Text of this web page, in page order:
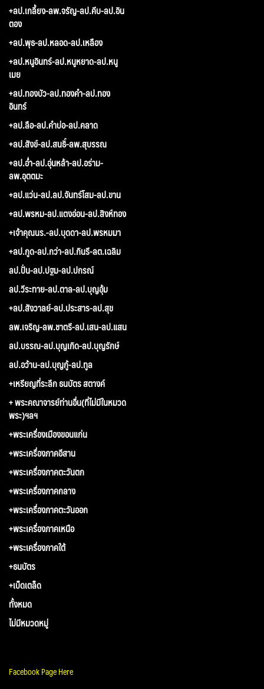
+ลป.เกลี้ยง-ลพ.จรัญ-ลป.คีบ-ลป.อิน
ตอง
+ลป.พุธ-ลป.หลอด-ลป.เหลือง
+ลป.หนูอินทร์-ลป.หนูหยาด-ลป.หนู
เมย
+ลป.ทองบัว-ลป.ทองคำ-ลป.ทอง
อินทร์
+ลป.ลือ-ลป.คำบ่อ-ลป.คลาด
+ลป.สังข์-ลป.สนธิ์-ลพ.สุบรรณ
+ลป.อ่ำ-ลป.อุ่นหล้า-ลป.อร่าม-
ลพ.อุตตมะ
+ลป.แว่น-ลป.ลป.จันทร์โสม-ลป.ขาน
+ลป.พรหม-ลป.แตงอ่อน-ลป.สิงห์ทอง
+เจ้าคุณนร.-ลป.บุดดา-ลป.พรหมมา
+ลป.กูด-ลป.กว่า-ลป.กินรี-ลต.เฉลิม
ลป.ปั่น-ลป.ปฐม-ลป.ปกรณ์
ลป.วีระทาย-ลป.ตาล-ลป.บุญอุ้ม
+ลป.สังวาลย์-ลป.ประสาร-ลป.สุข
ลพ.เจริญ-ลพ.ชาตรี-ลป.เสน-ลป.แสน
ลป.บรรณ-ลป.บุญเกิด-ลป.บุญรักษ์
ลป.อว้าน-ลป.บุญกู้-ลป.ทูล
+เหรียญที่ระลึก ธนบัตร สตางค์
+ พระคณาจารย์ท่านอื่น(ที่ไม่มีในหมวด
พระ)ฯลฯ
+พระเครื่องเมืองขอนแก่น
+พระเครื่องภาคอีสาน
+พระเครื่องภาคตะวันตก
+พระเครื่องภาคกลาง
+พระเครื่องภาคตะวันออก
+พระเครื่องภาคเหนือ
+พระเครื่องภาคใต้
+ธนบัตร
+เบ็ดเตล็ด
ทั้งหมด
ไม่มีหมวดหมู่
Facebook Page Here